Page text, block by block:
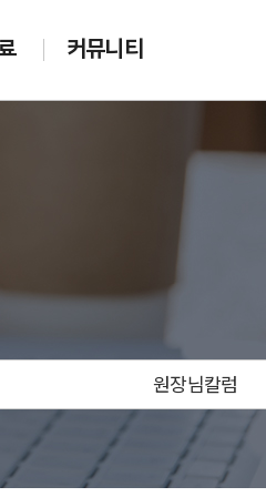
커뮤니티
원장님칼럼